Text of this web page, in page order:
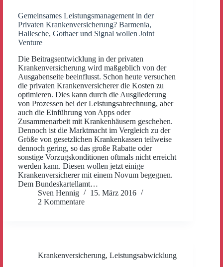
Gemeinsames Leistungsmanagement in der
Privaten Krankenversicherung? Barmenia,
Hallesche, Gothaer und Signal wollen Joint
Venture
Die Beitragsentwicklung in der privaten
Krankenversicherung wird maßgeblich von der
Ausgabenseite beeinflusst. Schon heute versuchen
die privaten Krankenversicherer die Kosten zu
optimieren. Dies kann durch die Ausgliederung
von Prozessen bei der Leistungsabrechnung, aber
auch die Einführung von Apps oder
Zusammenarbeit mit Krankenhäusern geschehen.
Dennoch ist die Marktmacht im Vergleich zu der
Größe von gesetzlichen Krankenkassen teilweise
dennoch gering, so das große Rabatte oder
sonstige Vorzugskonditionen oftmals nicht erreicht
werden kann. Diesen wollen jetzt einige
Krankenversicherer mit einem Novum begegnen.
Dem Bundeskartellamt…
Sven Hennig
15. März 2016
2 Kommentare
Krankenversicherung, Leistungsabwicklung